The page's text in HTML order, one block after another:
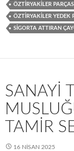
ÖZTIRYAKILER PARÇASI
ÖZTIRYAKILER YEDEK
SIGORTA ATTIRAN
SANAYI
TAMIR
16 NISAN 2025